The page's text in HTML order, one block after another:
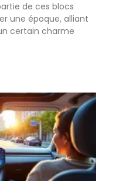
de ces blocs
une époque, alliant
certain charme